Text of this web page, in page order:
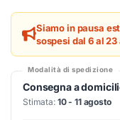
Siamo in pausa
sospesi dal 6 al
Modalità di spedizione
Consegna a
Stimata: 10 - 11 agosto